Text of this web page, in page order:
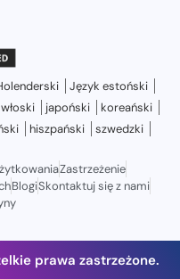
Język estoński
włoski japoński
koreański
hiszpański
szwedzki
Zastrzeżenie
BlogiSkontaktuj się z nami
prawa zastrzeżone.